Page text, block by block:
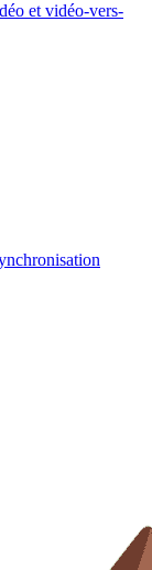
et vidéo-vers-